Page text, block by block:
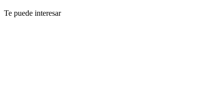
Te puede interesar